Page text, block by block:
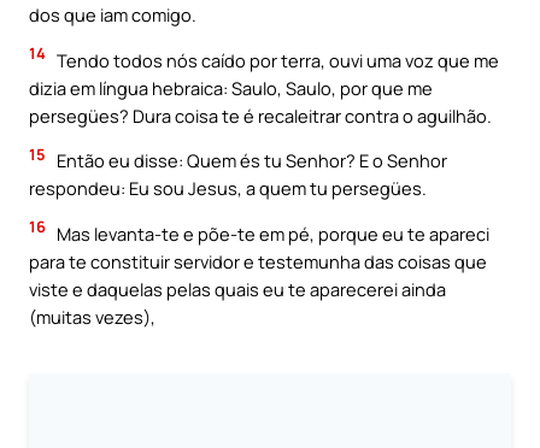
dos que iam comigo.
14 Tendo todos nós caído por terra, ouvi uma voz que me
dizia em língua hebraica: Saulo, Saulo, por que me
persegües? Dura coisa te é recaleitrar contra o aguilhão.
15
Então eu disse: Quem és tu Senhor? E o Senhor
respondeu: Eu sou Jesus, a quem tu persegües.
16 Mas levanta-te e põe-te em pé, porque eu te apareci
para te constituir servidor e testemunha das coisas que
viste e daquelas pelas quais eu te aparecerei ainda
(muitas vezes),